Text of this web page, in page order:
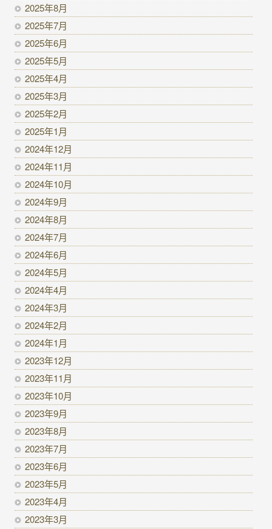
2025年8月
2025年7月
2025年6月
2025年5月
2025年4月
2025年3月
2025年2月
2025年1月
2024年12月
2024年11月
2024年10月
2024年9月
2024年8月
2024年7月
2024年6月
2024年5月
2024年4月
2024年3月
2024年2月
2024年1月
2023年12月
2023年11月
2023年10月
2023年9月
2023年8月
2023年7月
2023年6月
2023年5月
2023年4月
2023年3月